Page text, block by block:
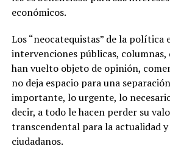
económicos.
Los “neocatequistas” de la política
intervenciones públicas,
han vuelto objeto de opinión,
no deja espacio para una
importante, lo urgente, lo
decir, a todo le hacen perder su
transcendental para la actualidad
ciudadanos.